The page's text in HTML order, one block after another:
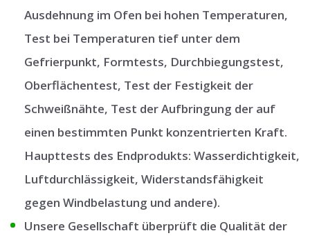
Ausdehnung im Ofen bei hohen Temperaturen,
Test bei Temperaturen tief unter dem
Gefrierpunkt, Formtests, Durchbiegungstest,
Oberflächentest, Test der Festigkeit der
Schweißnähte, Test der Aufbringung der auf
einen bestimmten Punkt konzentrierten Kraft.
Haupttests des Endprodukts: Wasserdichtigkeit,
Luftdurchlässigkeit, Widerstandsfähigkeit
gegen Windbelastung und andere).
Unsere Gesellschaft überprüft die Qualität der